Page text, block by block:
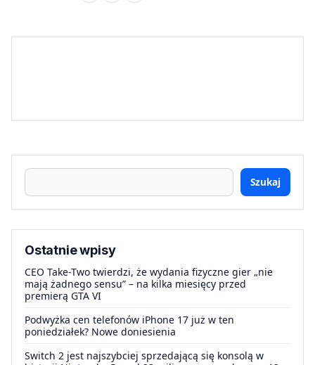
Szukaj
Ostatnie wpisy
CEO Take-Two twierdzi, że wydania fizyczne gier „nie
mają żadnego sensu” – na kilka miesięcy przed
premierą GTA VI
Podwyżka cen telefonów iPhone 17 już w ten
poniedziałek? Nowe doniesienia
Switch 2 jest najszybciej sprzedającą się konsolą w